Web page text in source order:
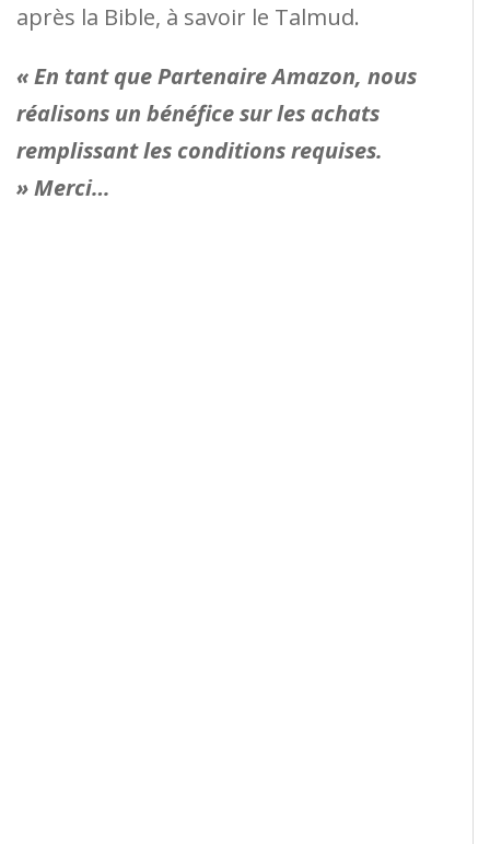
après la Bible, à savoir le Talmud.
« En tant que Partenaire Amazon, nous
réalisons un bénéfice sur les achats
remplissant les conditions requises.
» Merci…